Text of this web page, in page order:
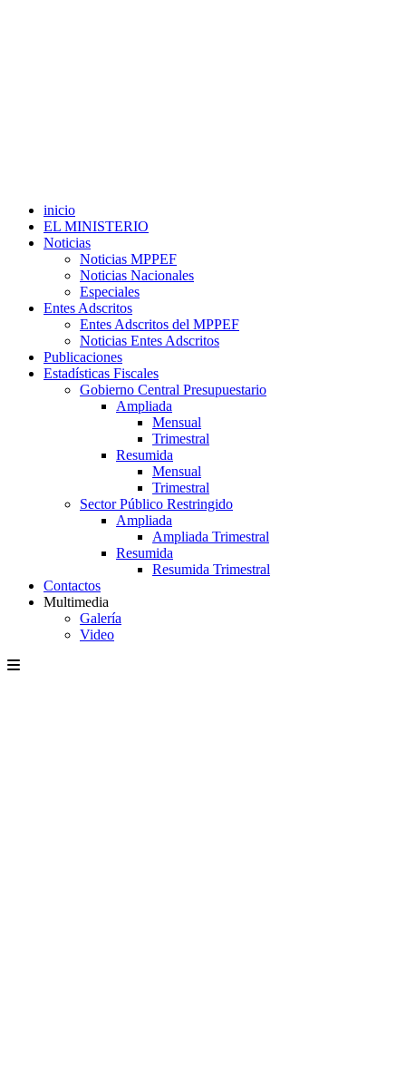
inicio
EL MINISTERIO
Noticias
Noticias MPPEF
Noticias Nacionales
Especiales
Entes Adscritos
Entes Adscritos del MPPEF
Noticias Entes Adscritos
Publicaciones
Estadísticas Fiscales
Gobierno Central Presupuestario
Ampliada
Mensual
Trimestral
Resumida
Mensual
Trimestral
Sector Público Restringido
Ampliada
Ampliada Trimestral
Resumida
Resumida Trimestral
Contactos
Multimedia
Galería
Video